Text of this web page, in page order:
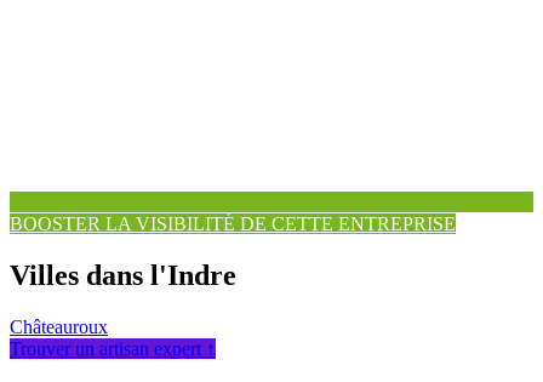
BOOSTER LA VISIBILITÉ DE CETTE ENTREPRISE
Villes dans l'Indre
Châteauroux
Trouver un artisan expert ↑